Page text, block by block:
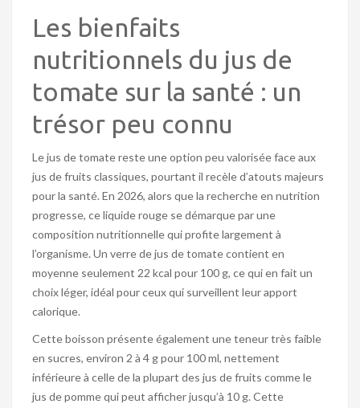
Les bienfaits
nutritionnels du jus de
tomate sur la santé : un
trésor peu connu
Le jus de tomate reste une option peu valorisée face aux
jus de fruits classiques, pourtant il recèle d’atouts majeurs
pour la santé. En 2026, alors que la recherche en nutrition
progresse, ce liquide rouge se démarque par une
composition nutritionnelle qui profite largement à
l’organisme. Un verre de jus de tomate contient en
moyenne seulement 22 kcal pour 100 g, ce qui en fait un
choix léger, idéal pour ceux qui surveillent leur apport
calorique.
Cette boisson présente également une teneur très faible
en sucres, environ 2 à 4 g pour 100 ml, nettement
inférieure à celle de la plupart des jus de fruits comme le
jus de pomme qui peut afficher jusqu’à 10 g. Cette